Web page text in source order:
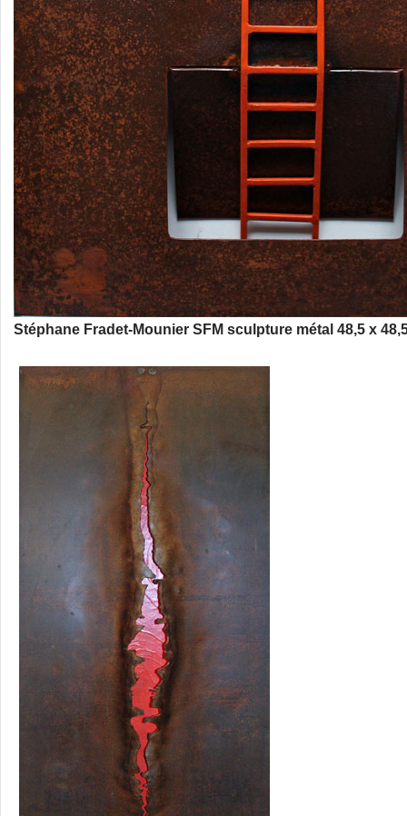
Stéphane Fradet-Mounier SFM sculpture métal 48,5 x